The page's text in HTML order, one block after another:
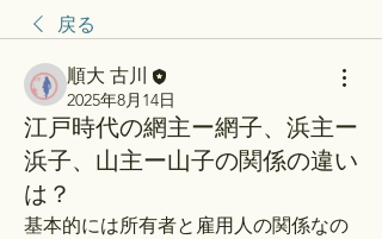
戻る
順大 古川
2025年8月14日
江戸時代の網主ー網子、浜主ー
浜子、山主ー山子の関係の違い
は？
基本的には所有者と雇用人の関係なの